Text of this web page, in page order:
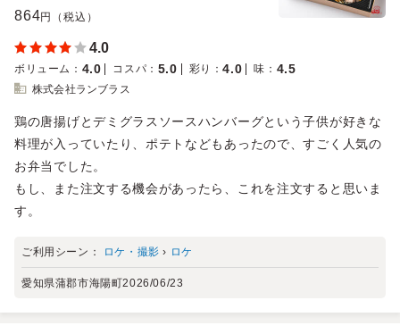
864円（税込）
4.0
ボリューム ： 4.0 コスパ ： 5.0 彩り ：4.0 味 ： 4.5
株式会社ランブラス
鶏の唐揚げとデミグラスソースハンバーグという子供が好きな
料理が入っていたり、ポテトなどもあったので、すごく人気の
お弁当でした。
もし、また注文する機会があったら、これを注文すると思いま
す。
ご利用シーン： ロケ・撮影 › ロケ
愛知県蒲郡市海陽町2026/06/23